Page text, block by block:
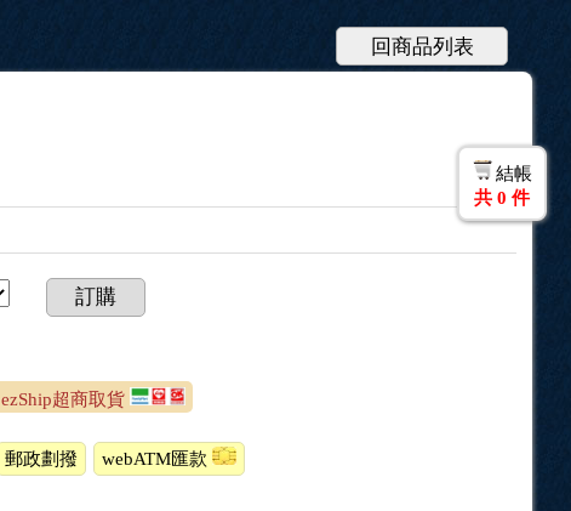
回商品列表
訂購
ezShip超商取貨
郵政劃撥 webATM匯款
結帳
共 0 件